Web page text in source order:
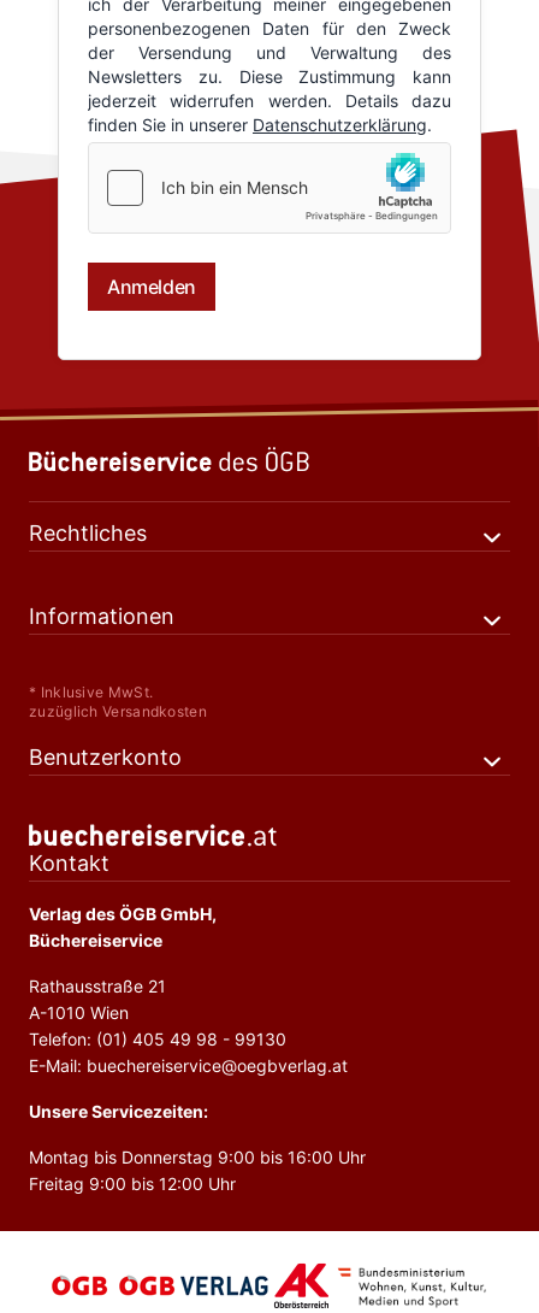
Rechtliches
Informationen
* Inklusive MwSt.
zuzüglich Versandkosten
Benutzerkonto
Kontakt
Verlag des ÖGB GmbH,
Büchereiservice
Rathausstraße 21
A-1010 Wien
Telefon: (01) 405 49 98 - 99130
E-Mail: buechereiservice@oegbverlag.at
Unsere Servicezeiten:
Montag bis Donnerstag 9:00 bis 16:00 Uhr
Freitag 9:00 bis 12:00 Uhr